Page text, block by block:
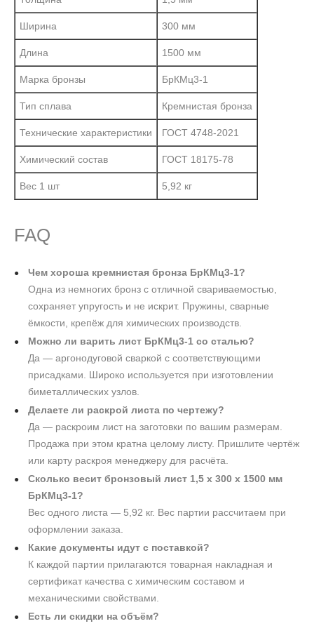
Ширина 300 мм
Длина 1500 мм
Марка бронзы БрКМц3-1
Тип сплава Кремнистая бронза
Технические характеристики ГОСТ 4748-2021
Химический состав ГОСТ 18175-78
Вес 1 шт 5,92 кг
FAQ
Чем хороша кремнистая бронза БрКМц3-1?
Одна из немногих бронз с отличной свариваемостью,
сохраняет упругость и не искрит. Пружины, сварные
ёмкости, крепёж для химических производств.
Можно ли варить лист БрКМц3-1 со сталью?
Да — аргонодуговой сваркой с соответствующими
присадками. Широко используется при изготовлении
биметаллических узлов.
Делаете ли раскрой листа по чертежу?
Да — раскроим лист на заготовки по вашим размерам.
Продажа при этом кратна целому листу. Пришлите чертёж
или карту раскроя менеджеру для расчёта.
Сколько весит бронзовый лист 1,5 х 300 х 1500 мм
БрКМц3-1?
Вес одного листа — 5,92 кг. Вес партии рассчитаем при
оформлении заказа.
Какие документы идут с поставкой?
К каждой партии прилагаются товарная накладная и
сертификат качества с химическим составом и
механическими свойствами.
Есть ли скидки на объём?